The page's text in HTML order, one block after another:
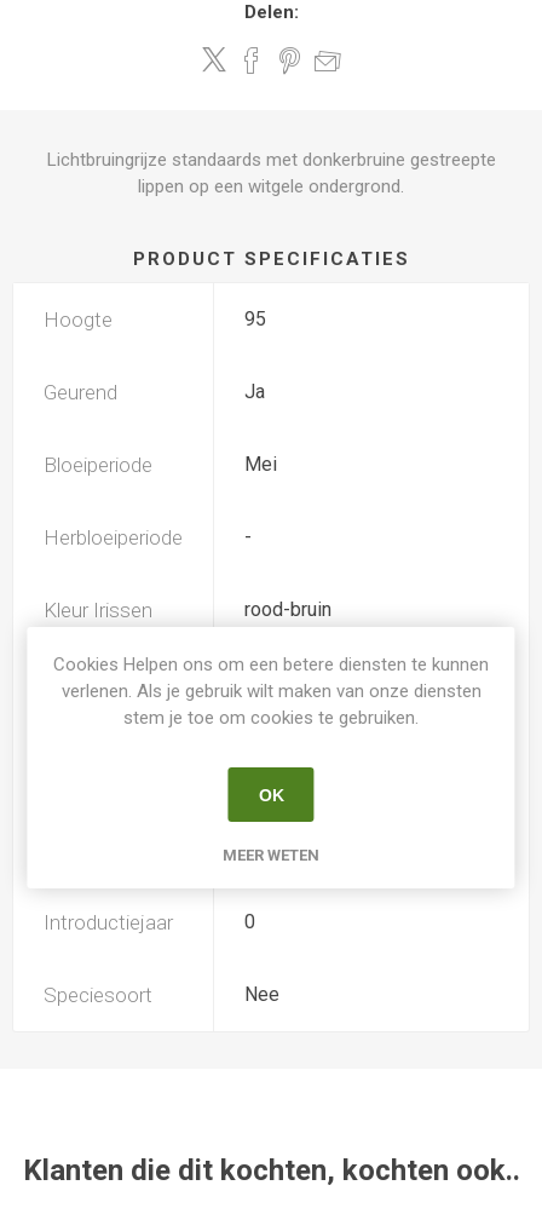
Delen:
Lichtbruingrijze standaards met donkerbruine gestreepte
lippen op een witgele ondergrond.
PRODUCT SPECIFICATIES
Hoogte 95
Geurend Ja
Bloeiperiode Mei
Herbloeiperiode -
Kleur Irissen rood-bruin
Iris type
TB (tall bearded) Hoge
baardiris
Iris Germanica
Marianne Joosten
Introductiejaar 0
Speciesoort Nee
Klanten die dit kochten, kochten ook..
Cookies Helpen ons om een betere diensten te kunnen
verlenen. Als je gebruik wilt maken van onze diensten
stem je toe om cookies te gebruiken.
OK
MEER WETEN